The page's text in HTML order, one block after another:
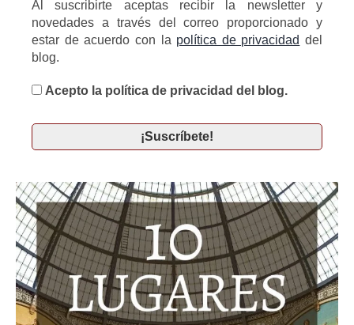
Al suscribirte aceptas recibir la newsletter y
novedades a través del correo proporcionado y
estar de acuerdo con la política de privacidad del
blog.
Acepto la política de privacidad del blog.